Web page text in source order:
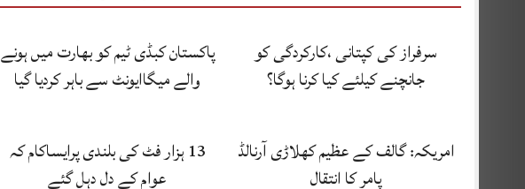
سرفراز کی کپتانی ،کارکردگی کو
جانچنے کیلئے کیا کرنا ہوگا؟
پاکستان کبڈی ٹیم کو بھارت میں ہونے
والے میگاایونٹ سے باہر کردیا گیا
امریکہ: گالف کے عظیم کھلاڑی آرنالڈ
پامر کا انتقال
13 ہزار فٹ کی بلندی پرایساکام کہ
عوام کے دل دہل گئے